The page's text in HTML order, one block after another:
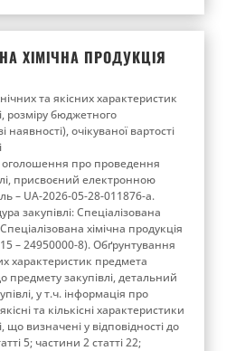
ХІМІЧНА ПРОДУКЦІЯ
та якісних характеристик
розміру бюджетного
очікуваної вартості
про проведення
присвоєний електронною
– UA-2026-05-28-011876-a.
закупівлі: Спеціалізована
хімічна продукція
– 24950000-8). Обґрунтування
характеристик предмета
предмету закупівлі, детальний
у т.ч. інформація про
та кількісні характеристики
що визначені у відповідності до
5; частини 2 статті 22;